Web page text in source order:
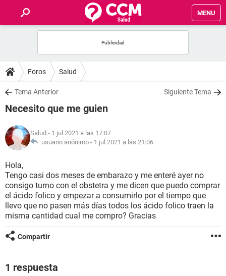
MENU
FOROS
SALUD
NUTRICIÓN
BIENESTAR
SEXUALIDAD
GLOSARIO
Foros Salud
Tema Anterior Siguiente Tema
Necesito que me guien
Salud - 1 jul 2021 a las 17:07
usuario anónimo - 1 jul 2021 a las 21:06
Hola,
Tengo casi dos meses de embarazo y me enteré ayer no
consigo turno con el obstetra y me dicen que puedo comprar
el ácido folico y empezar a consumirlo por el tiempo que
llevo que no pasen más días todos los ácido folico traen la
misma cantidad cual me compro? Gracias
Compartir
1 respuesta